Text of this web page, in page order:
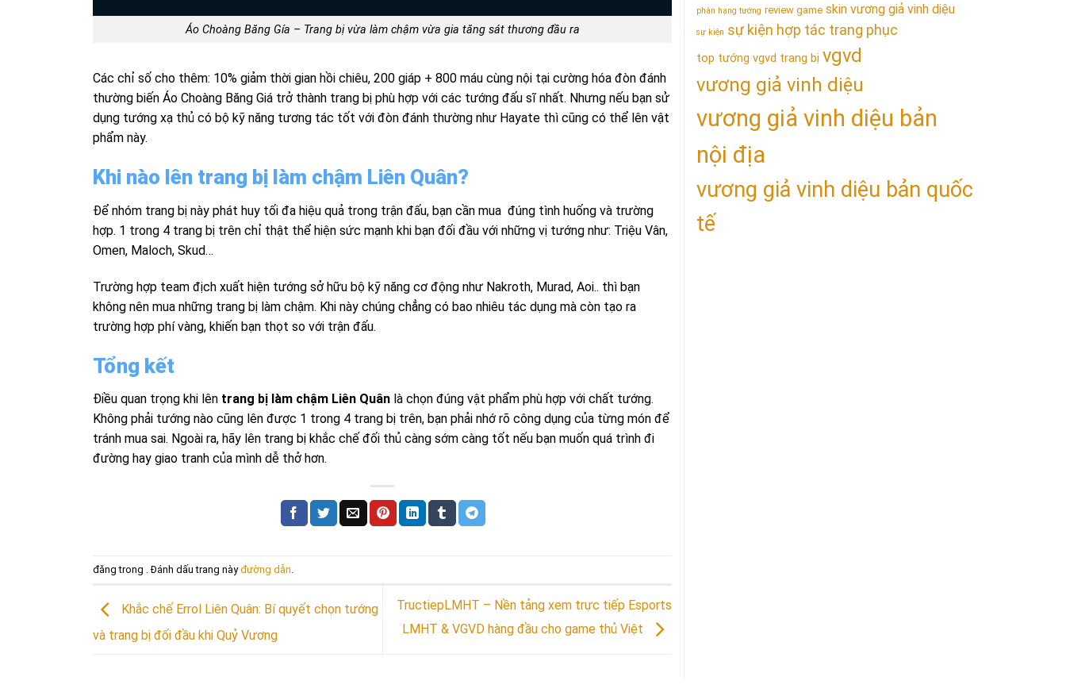
Áo Choàng Băng Gía – Trang bị vừa làm chậm vừa gia tăng sát thương đầu ra
Các chỉ số cho thêm: 10% giảm thời gian hồi chiêu, 200 giáp + 800 máu cùng nội tại cường hóa đòn đánh
thường biến Áo Choàng Băng Giá trở thành trang bị phù hợp với các tướng đấu sĩ nhất. Nhưng nếu bạn sử
dụng tướng xạ thủ có bộ kỹ năng tương tác tốt với đòn đánh thường như Hayate thì cũng có thể lên vật
phẩm này.
Khi nào lên trang bị làm chậm Liên Quân?
Để nhóm trang bị này phát huy tối đa hiệu quả trong trận đấu, bạn cần mua đúng tình huống và trường
hợp. 1 trong 4 trang bị trên chỉ thật thể hiện sức mạnh khi bạn đối đầu với những vị tướng như: Triệu Vân,
Omen, Maloch, Skud…
Trường hợp team địch xuất hiện tướng sở hữu bộ kỹ năng cơ động như Nakroth, Murad, Aoi.. thì bạn
không nên mua những trang bị làm chậm. Khi này chúng chẳng có bao nhiêu tác dụng mà còn tạo ra
trường hợp phí vàng, khiến bạn thọt so với trận đấu.
Tổng kết
Điều quan trọng khi lên trang bị làm chậm Liên Quân là chọn đúng vật phẩm phù hợp với chất tướng.
Không phải tướng nào cũng lên được 1 trong 4 trang bị trên, bạn phải nhớ rõ công dụng của từng món để
tránh mua sai. Ngoài ra, hãy lên trang bị khắc chế đối thủ càng sớm càng tốt nếu bạn muốn quá trình đi
đường hay giao tranh của mình dễ thở hơn.
đăng trong . Đánh dấu trang nàyđường dẫn
Khắc chế Errol Liên Quân: Bí quyết chọn tướng
và trang bị đối đầu khi Quỷ Vương
TructiepLMHT – Nền tảng xem trực tiếp Esports
LMHT & VGVD hàng đầu cho game thủ Việt
phân hạng tướng review game skin vương giả vinh diệu
sự kiện sự kiện hợp tác trang phục
top tướng vgvd trang bị vgvd
vương giả vinh diệu
vương giả vinh diệu bản
nội địa
vương giả vinh diệu bản quốc
tế